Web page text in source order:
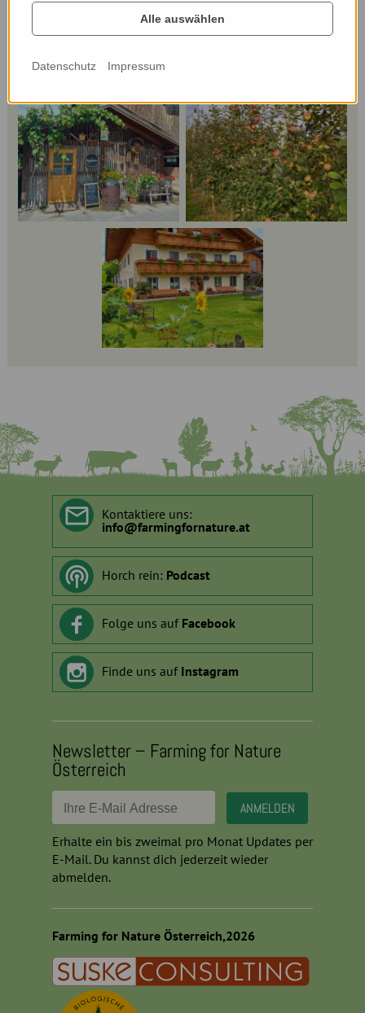
Kontaktiere uns:
info@farmingfornature.at
Horch rein: Podcast
Folge uns auf Facebook
Finde uns auf Instagram
Newsletter – Farming for Nature
Österreich
Erhalte ein bis zweimal pro Monat Updates per
E-Mail. Du kannst dich jederzeit wieder
abmelden.
Farming for Nature Österreich,2026
Alle auswählen
Datenschutz Impressum